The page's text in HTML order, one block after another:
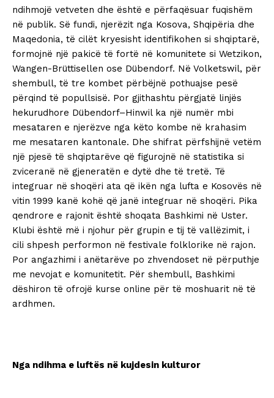
ndihmojë vetveten dhe është e përfaqësuar fuqishëm
në publik. Së fundi, njerëzit nga Kosova, Shqipëria dhe
Maqedonia, të cilët kryesisht identifikohen si shqiptarë,
formojnë një pakicë të fortë në komunitete si Wetzikon,
Wangen-Brüttisellen ose Dübendorf. Në Volketswil, për
shembull, të tre kombet përbëjnë pothuajse pesë
përqind të popullsisë. Por gjithashtu përgjatë linjës
hekurudhore Dübendorf–Hinwil ka një numër mbi
mesataren e njerëzve nga këto kombe në krahasim
me mesataren kantonale. Dhe shifrat përfshijnë vetëm
një pjesë të shqiptarëve që figurojnë në statistika si
zviceranë në gjeneratën e dytë dhe të tretë. Të
integruar në shoqëri ata që ikën nga lufta e Kosovës në
vitin 1999 kanë kohë që janë integruar në shoqëri. Pika
qendrore e rajonit është shoqata Bashkimi në Uster.
Klubi është më i njohur për grupin e tij të vallëzimit, i
cili shpesh performon në festivale folklorike në rajon.
Por angazhimi i anëtarëve po zhvendoset në përputhje
me nevojat e komunitetit. Për shembull, Bashkimi
dëshiron të ofrojë kurse online për të moshuarit në të
ardhmen.
Nga ndihma e luftës në kujdesin kulturor